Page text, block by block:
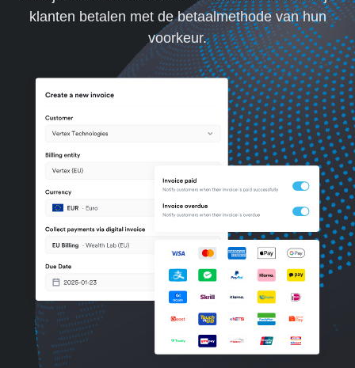
klanten betalen met de betaalmethode van hun
voorkeur.